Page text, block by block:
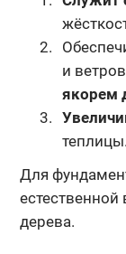
и
якорем
теплицы.
Для
дерева.